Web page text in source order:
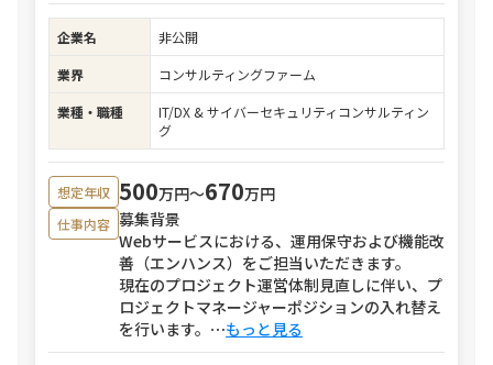
企業名
非公開
業界
コンサルティングファーム
業種・職種
IT/DX & サイバーセキュリティコンサルティン
グ
想定年収 500万円〜670万円
仕事内容 募集背景
Webサービスにおける、運用保守および機能改
善（エンハンス）をご担当いただきます。
現在のプロジェクト運営体制見直しに伴い、プ
ロジェクトマネージャーポジションの入れ替え
を行います。 ⋯もっと見る